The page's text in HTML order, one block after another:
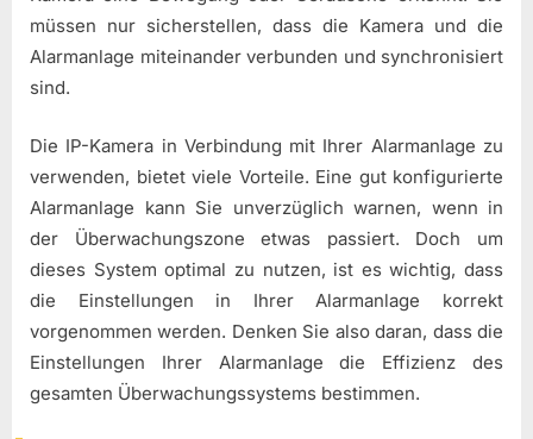
müssen nur sicherstellen, dass die Kamera und die
Alarmanlage miteinander verbunden und synchronisiert
sind.
Die IP-Kamera in Verbindung mit Ihrer Alarmanlage zu
verwenden, bietet viele Vorteile. Eine gut konfigurierte
Alarmanlage kann Sie unverzüglich warnen, wenn in
der Überwachungszone etwas passiert. Doch um
dieses System optimal zu nutzen, ist es wichtig, dass
die Einstellungen in Ihrer Alarmanlage korrekt
vorgenommen werden. Denken Sie also daran, dass die
Einstellungen Ihrer Alarmanlage die Effizienz des
gesamten Überwachungssystems bestimmen.